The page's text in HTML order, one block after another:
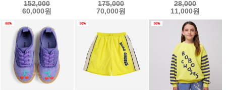
152,000
60,000원
175,000
70,000원
28,000
11,000원